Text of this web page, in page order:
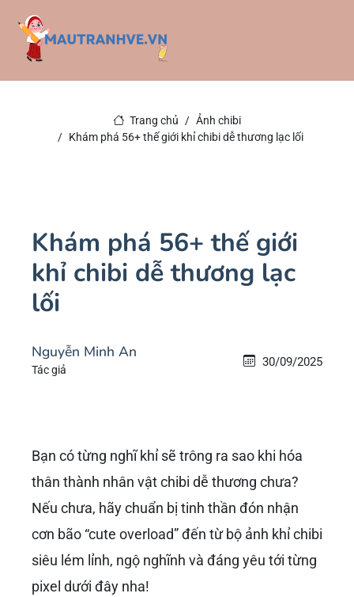
Trang chủ
Ảnh chibi
Khám phá 56+ thế giới khỉ chibi dễ thương lạc lối
Khám phá 56+ thế giới
khỉ chibi dễ thương lạc
lối
Nguyễn Minh An
Tác giả
30/09/2025
Bạn có từng nghĩ khỉ sẽ trông ra sao khi hóa
thân thành nhân vật chibi dễ thương chưa?
Nếu chưa, hãy chuẩn bị tinh thần đón nhận
cơn bão “cute overload” đến từ bộ ảnh khỉ chibi
siêu lém lỉnh, ngộ nghĩnh và đáng yêu tới từng
pixel dưới đây nha!